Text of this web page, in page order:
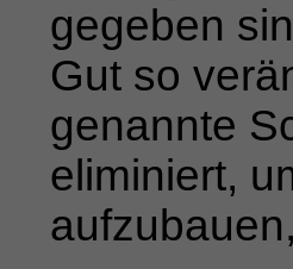
gegeben
Gut so
genannte
eliminiert,
aufzubau­